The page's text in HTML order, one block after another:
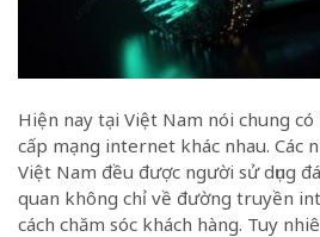
Hiện nay tại Việt Nam nói chung
cấp mạng internet khác nhau. Các
Việt Nam đều được người sử dụng
quan không chỉ về đường truyền
cách chăm sóc khách hàng. Tuy